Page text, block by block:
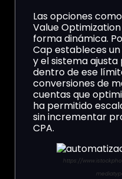
Las opciones
Value
forma dinámica.
Cap estableces
y el sistema
dentro de ese
conversiones de
cuentas que
ha permitido
sin incrementar
CPA.
https://